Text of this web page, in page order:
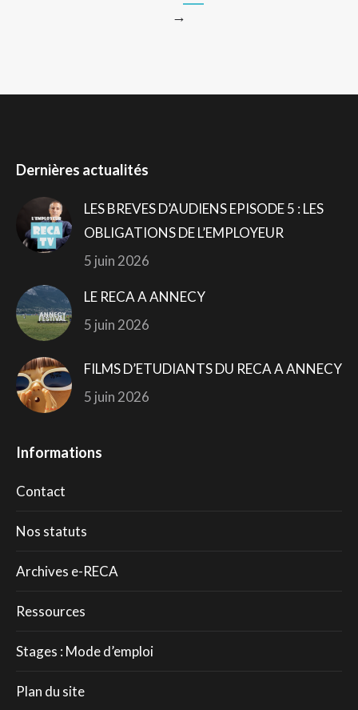
→
Dernières actualités
LES BREVES D’AUDIENS EPISODE 5 : LES
OBLIGATIONS DE L’EMPLOYEUR
5 juin 2026
LE RECA A ANNECY
5 juin 2026
FILMS D’ETUDIANTS DU RECA A ANNECY
5 juin 2026
Informations
Contact
Nos statuts
Archives e-RECA
Ressources
Stages : Mode d’emploi
Plan du site